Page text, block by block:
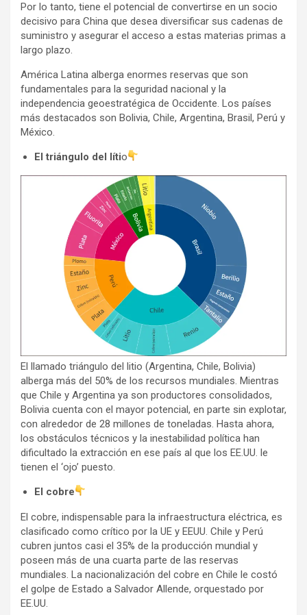
Por lo tanto, tiene el potencial de convertirse en un socio
decisivo para China que desea diversificar sus cadenas de
suministro y asegurar el acceso a estas materias primas a
largo plazo.
América Latina alberga enormes reservas que son
fundamentales para la seguridad nacional y la
independencia geoestratégica de Occidente. Los países
más destacados son Bolivia, Chile, Argentina, Brasil, Perú y
México.
El triángulo del lítio
El llamado triángulo del litio (Argentina, Chile, Bolivia)
alberga más del 50% de los recursos mundiales. Mientras
que Chile y Argentina ya son productores consolidados,
Bolivia cuenta con el mayor potencial, en parte sin explotar,
con alrededor de 28 millones de toneladas. Hasta ahora,
los obstáculos técnicos y la inestabilidad política han
dificultado la extracción en ese país al que los EE.UU. le
tienen el ‘ojo’ puesto.
El cobre
El cobre, indispensable para la infraestructura eléctrica, es
clasificado como crítico por la UE y EEUU. Chile y Perú
cubren juntos casi el 35% de la producción mundial y
poseen más de una cuarta parte de las reservas
mundiales. La nacionalización del cobre en Chile le costó
el golpe de Estado a Salvador Allende, orquestado por
EE.UU.